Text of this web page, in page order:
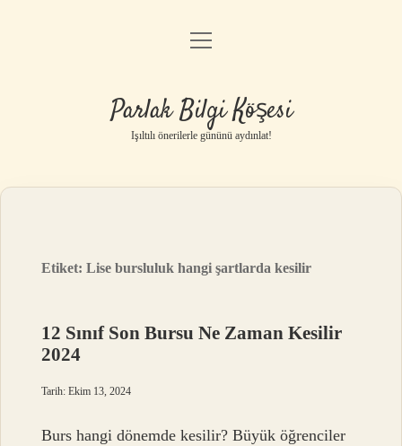
Anasayfa
Yasal Uyarı
menüyü
Parlak Bilgi Köşesi
Işıltılı önerilerle gününü aydınlat!
Etiket:Lise bursluluk hangi şartlarda kesilir
12 Sınıf Son Bursu Ne Zaman Kesilir
2024
Tarih: Ekim 13, 2024
Burs hangi dönemde kesilir? Büyük öğrenciler